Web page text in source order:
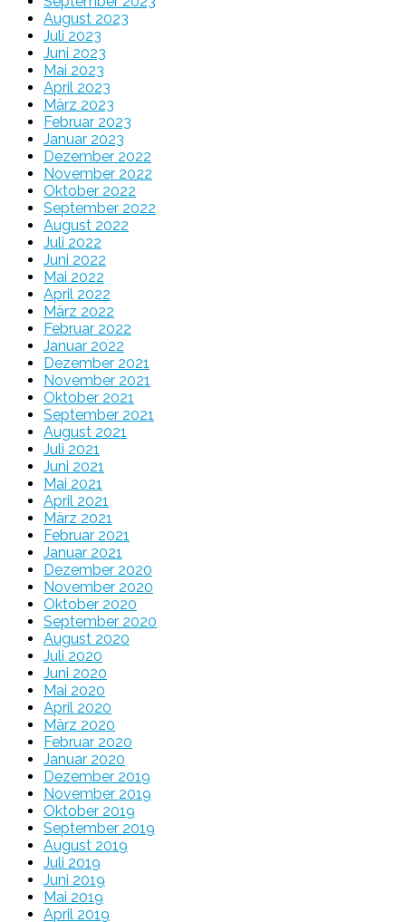
August 2023
Juli 2023
Juni 2023
Mai 2023
April 2023
März 2023
Februar 2023
Januar 2023
Dezember 2022
November 2022
Oktober 2022
September 2022
August 2022
Juli 2022
Juni 2022
Mai 2022
April 2022
März 2022
Februar 2022
Januar 2022
Dezember 2021
November 2021
Oktober 2021
September 2021
August 2021
Juli 2021
Juni 2021
Mai 2021
April 2021
März 2021
Februar 2021
Januar 2021
Dezember 2020
November 2020
Oktober 2020
September 2020
August 2020
Juli 2020
Juni 2020
Mai 2020
April 2020
März 2020
Februar 2020
Januar 2020
Dezember 2019
November 2019
Oktober 2019
September 2019
August 2019
Juli 2019
Juni 2019
Mai 2019
April 2019